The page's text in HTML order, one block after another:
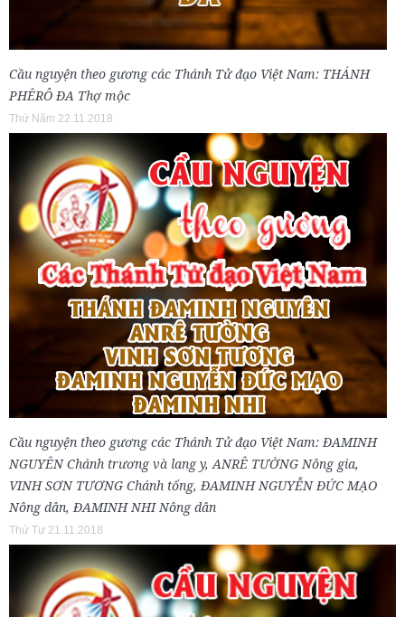
Cầu nguyện theo gương các Thánh Tử đạo Việt Nam: THÁNH
PHÊRÔ ĐA Thợ mộc
Thứ Năm 22.11.2018
Cầu nguyện theo gương các Thánh Tử đạo Việt Nam: ĐAMINH
NGUYÊN Chánh trương và lang y, ANRÊ TƯỜNG Nông gia,
VINH SƠN TƯƠNG Chánh tổng, ĐAMINH NGUYỄN ĐỨC MẠO
Nông dân, ĐAMINH NHI Nông dân
Thứ Tư 21.11.2018